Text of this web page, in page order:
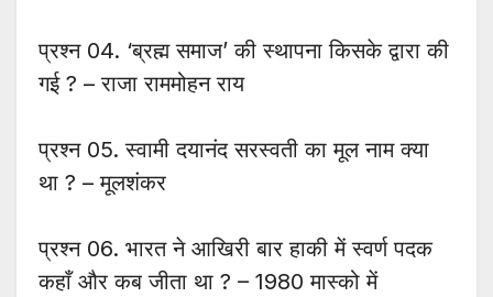
प्रश्न 04. ‘ब्रह्म समाज’ की स्थापना किसके द्वारा की
गई ? – राजा राममोहन राय
प्रश्न 05. स्वामी दयानंद सरस्वती का मूल नाम क्या
था ? – मूलशंकर
प्रश्न 06. भारत ने आखिरी बार हाकी में स्वर्ण पदक
कहाँ और कब जीता था ? – 1980 मास्को में